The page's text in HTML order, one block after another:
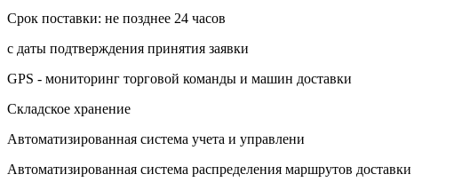
Срок поставки: не позднее 24 часов
с даты подтверждения принятия заявки
GPS - мониторинг торговой команды и машин доставки
Складское хранение
Автоматизированная система учета и управлени
Автоматизированная система распределения маршрутов доставки